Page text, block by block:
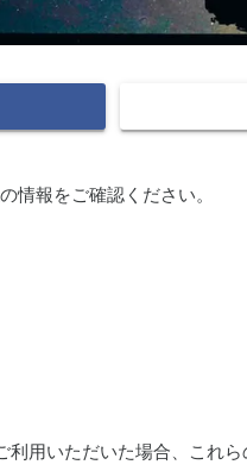
情報をご確認ください。
用いただいた場合、これら